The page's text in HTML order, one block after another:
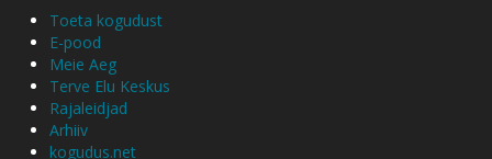
Toeta kogudust
E-pood
Meie Aeg
Terve Elu Keskus
Rajaleidjad
Arhiiv
kogudus.net